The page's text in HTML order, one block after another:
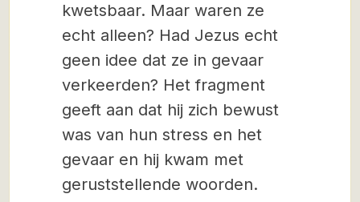
kwetsbaar. Maar waren ze
echt alleen? Had Jezus echt
geen idee dat ze in gevaar
verkeerden? Het fragment
geeft aan dat hij zich bewust
was van hun stress en het
gevaar en hij kwam met
geruststellende woorden.